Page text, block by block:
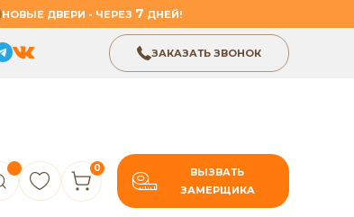
НОВЫЕ ДВЕРИ - ЧЕРЕЗ 7 ДНЕЙ!
ЗАКАЗАТЬ ЗВОНОК
0
ВЫЗВАТЬ
ЗАМЕРЩИКА